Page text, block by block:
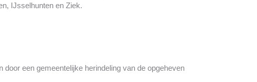
IJsselhunten en Ziek.
een gemeentelijke herindeling van de opgeheven